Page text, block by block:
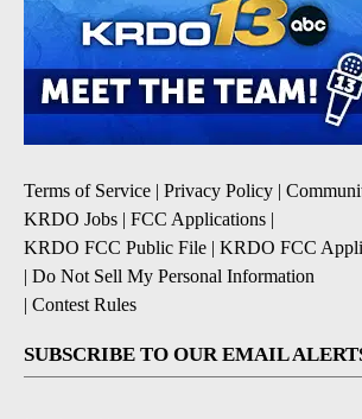
Terms of Service | Privacy Policy |
KRDO Jobs | FCC Applications |
KRDO FCC Public File | KRDO FCC
| Do Not Sell My Personal Information
| Contest Rules
SUBSCRIBE TO OUR EMAIL